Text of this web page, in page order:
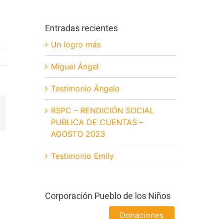
Entradas recientes
Un logro más
Miguel Ángel
Testimonio Ángelo
RSPC – RENDICIÓN SOCIAL
PUBLICA DE CUENTAS –
AGOSTO 2023
Testimonio Emily
Corporación Pueblo de los Niños
Donaciones